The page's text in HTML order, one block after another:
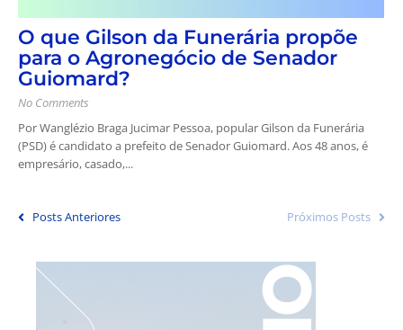
O que Gilson da Funerária propõe
para o Agronegócio de Senador
Guiomard?
No Comments
Por Wanglézio Braga Jucimar Pessoa, popular Gilson da Funerária
(PSD) é candidato a prefeito de Senador Guiomard. Aos 48 anos, é
empresário, casado,...
Posts Anteriores Próximos Posts